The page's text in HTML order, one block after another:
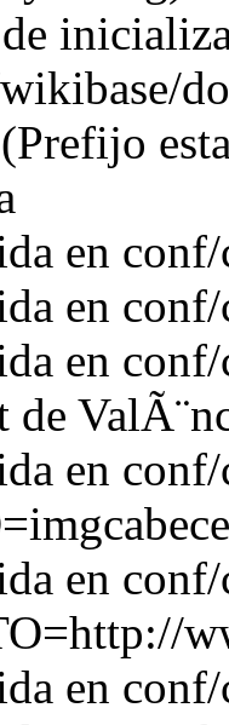
(Prefijo
en
en
en
de
en
en
en